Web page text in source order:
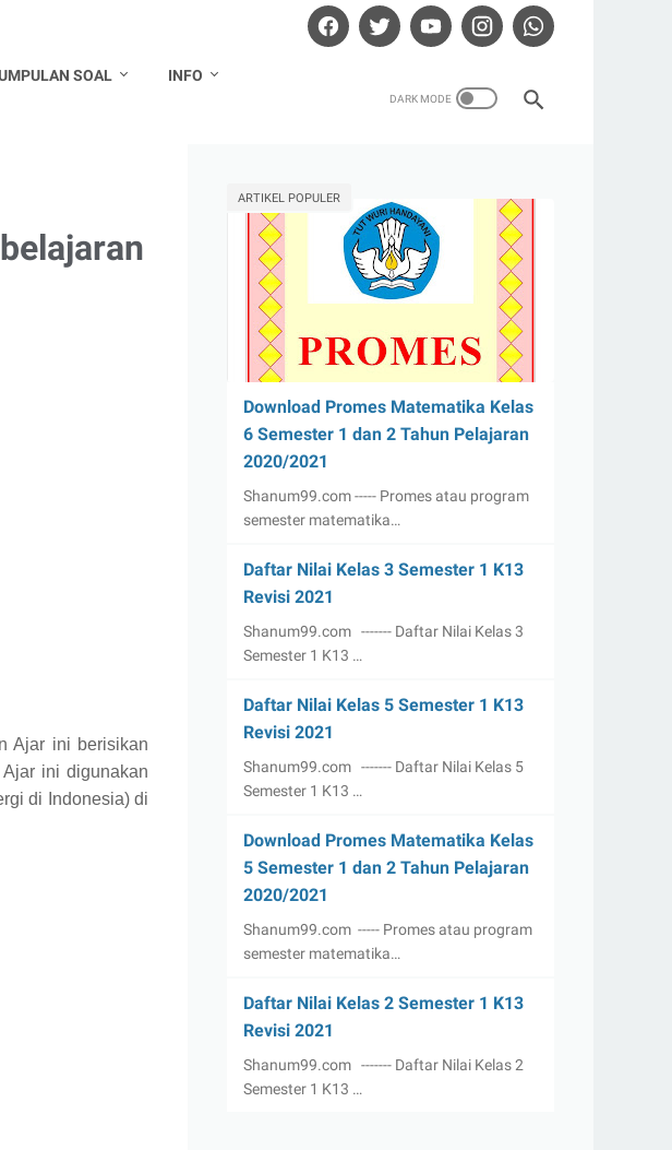
SOAL INFO
Ajar ini berisikan
ini digunakan
di Indonesia) di
ARTIKEL POPULER
Download Promes Matematika Kelas
6 Semester 1 dan 2 Tahun Pelajaran
2020/2021
Shanum99.com ----- Promes atau program
semester matematika…
Daftar Nilai Kelas 3 Semester 1 K13
Revisi 2021
Shanum99.com ------- Daftar Nilai Kelas 3
Semester 1 K13 …
Daftar Nilai Kelas 5 Semester 1 K13
Revisi 2021
Shanum99.com ------- Daftar Nilai Kelas 5
Semester 1 K13 …
Download Promes Matematika Kelas
5 Semester 1 dan 2 Tahun Pelajaran
2020/2021
Shanum99.com ----- Promes atau program
semester matematika…
Daftar Nilai Kelas 2 Semester 1 K13
Revisi 2021
Shanum99.com ------- Daftar Nilai Kelas 2
Semester 1 K13 …